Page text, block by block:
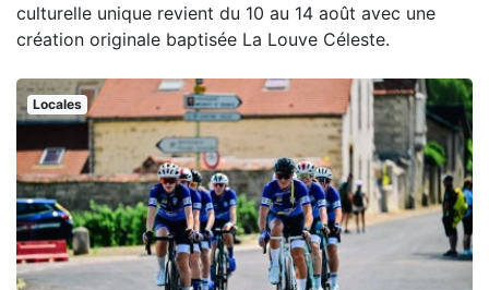
culturelle unique revient du 10 au 14 août avec une
création originale baptisée La Louve Céleste.
Locales